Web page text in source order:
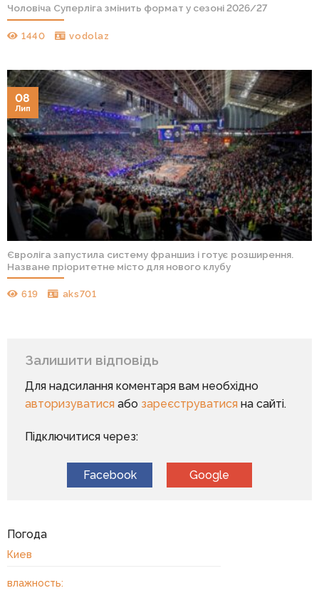
Чоловіча Суперліга змінить формат у сезоні 2026/27
1440 vodolaz
Євроліга запустила систему франшиз і готує розширення.
Назване пріоритетне місто для нового клубу
619 aks701
08
Лип
Залишити відповідь
Для надсилання коментаря вам необхідно
авторизуватисяабо зареєструватисяна сайті.
Підключитися через:
Facebook Google
Погода
Киев
влажность: